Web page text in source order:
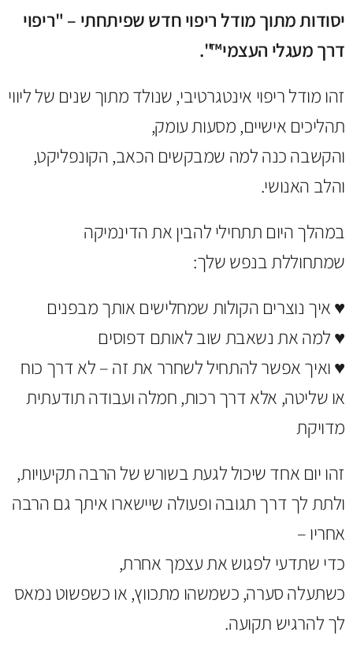
יסודות מתוך מודל ריפוי חדש שפיתחתי – "ריפוי
דרך מעגלי העצמי™".
זהו מודל ריפוי אינטגרטיבי, שנולד מתוך שנים של ליווי
תהליכים אישיים, מסעות עומק,
והקשבה כנה למה שמבקשים הכאב, הקונפליקט,
והלב האנושי.
במהלך היום תתחילי להבין את הדינמיקה
שמתחוללת בנפש שלך:
♥ איך נוצרים הקולות שמחלישים אותך מבפנים
♥ למה את נשאבת שוב לאותם דפוסים
♥ ואיך אפשר להתחיל לשחרר את זה – לא דרך כוח
או שליטה, אלא דרך רכות, חמלה ועבודה תודעתית
מדויקת
זהו יום אחד שיכול לגעת בשורש של הרבה תקיעויות,
ולתת לך דרך תגובה ופעולה שיישארו איתך גם הרבה
אחריו –
כדי שתדעי לפגוש את עצמך אחרת,
כשתעלה סערה, כשמשהו מתכווץ, או כשפשוט נמאס
לך להרגיש תקועה.